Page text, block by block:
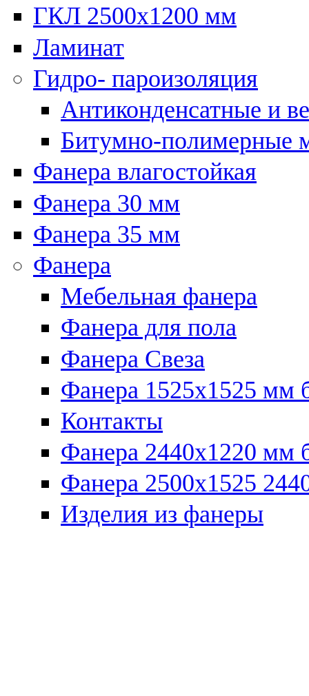
ГКЛ 2500х1200 мм
Ламинат
Гидро- пароизоляция
Антиконденсатные и
Битумно-полимерные
Фанера влагостойкая
Фанера 30 мм
Фанера 35 мм
Фанера
Мебельная фанера
Фанера для пола
Фанера Свеза
Фанера 1525x1525 мм
Контакты
Фанера 2440x1220 мм
Фанера 2500x1525
Изделия из фанеры